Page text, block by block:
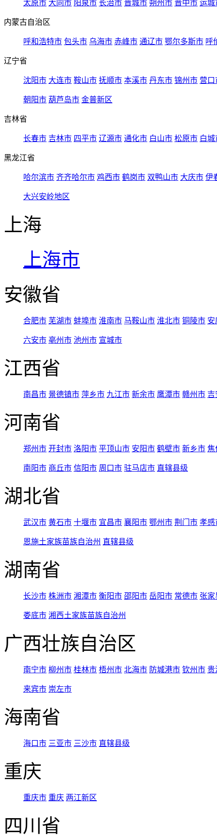
太原市 大同市 阳泉市 长治市 晋城市 朔州市 晋中市 运城
内蒙古自治区
呼和浩特市 包头市 乌海市 赤峰市 通辽市 鄂尔多斯市 呼
辽宁省
沈阳市 大连市 鞍山市 抚顺市 本溪市 丹东市 锦州市 营口
朝阳市 葫芦岛市 金普新区
吉林省
长春市 吉林市 四平市 辽源市 通化市 白山市 松原市 白城
黑龙江省
哈尔滨市 齐齐哈尔市 鸡西市 鹤岗市 双鸭山市 大庆市 伊
大兴安岭地区
上海
上海市
安徽省
合肥市 芜湖市 蚌埠市 淮南市 马鞍山市 淮北市 铜陵市 安
六安市 亳州市 池州市 宣城市
江西省
南昌市 景德镇市 萍乡市 九江市 新余市 鹰潭市 赣州市 吉
河南省
郑州市 开封市 洛阳市 平顶山市 安阳市 鹤壁市 新乡市 焦
南阳市 商丘市 信阳市 周口市 驻马店市 直辖县级
湖北省
武汉市 黄石市 十堰市 宜昌市 襄阳市 鄂州市 荆门市 孝感
恩施土家族苗族自治州 直辖县级
湖南省
长沙市 株洲市 湘潭市 衡阳市 邵阳市 岳阳市 常德市 张家
娄底市 湘西土家族苗族自治州
广西壮族自治区
南宁市 柳州市 桂林市 梧州市 北海市 防城港市 钦州市 贵
来宾市 崇左市
海南省
海口市 三亚市 三沙市 直辖县级
重庆
重庆市 重庆 两江新区
四川省